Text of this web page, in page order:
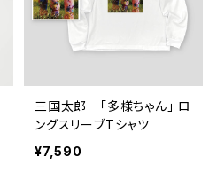
三国太郎 「多様ちゃん」 ロ
ングスリーブTシャツ
¥7,590